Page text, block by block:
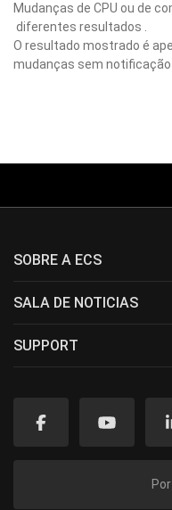
Mudanças de CPU ou de
diferentes resultados .
O resultado mostrado é
mudanças sem notificação
SOBRE A ECS
SALA DE NOTICIAS
SUPPORT